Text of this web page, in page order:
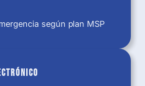
según plan MSP